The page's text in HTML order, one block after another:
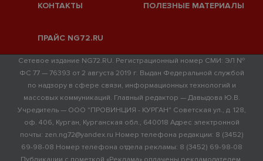
КОНТАКТЫ ПОЛЕЗНЫЕ МАТЕРИАЛЫ
ПРАЙС NG72.RU
Сетевое издание NG72.RU. Регистрационный номер СМИ: ЭЛ №
ФС 77 — 76393 от 2 августа 2019 г. Выдан Федеральной службой
по надзору в сфере связи, информационных технологий и
массовых коммуникаций. Главный редактор — Давыдова Ю.В.
Учредитель — ООО "ПРОВИНЦИЯ - КУРГАН" Советская ул., д. 128,
оф. 406, Курган, Курганская обл., 640018 Адрес электронной
почты: zen.ng72@yandex.ru Номер телефона редакции: 8 (3452)
69-98-08 Номер телефона отдела рекламы: 8 (3452) 69-98-08